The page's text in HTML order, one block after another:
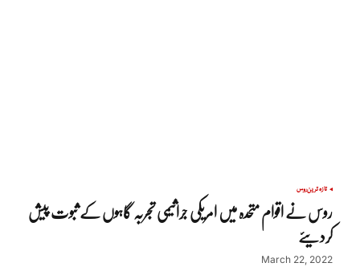
تازہ ترینروس
روس نے اقوام متحدہ میں امریکی جراثیمی تجربہ گاہوں کے ثبوت پیش
کردیئے
March 22, 2022